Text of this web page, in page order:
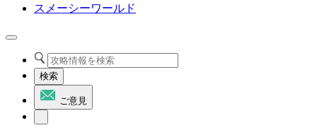
スメーシーワールド
検索
ご意見